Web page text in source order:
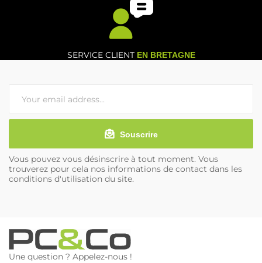
SERVICE CLIENT EN BRETAGNE
Souscrire
Vous pouvez vous désinscrire à tout moment. Vous
trouverez pour cela nos informations de contact dans les
conditions d'utilisation du site.
Une question ? Appelez-nous !